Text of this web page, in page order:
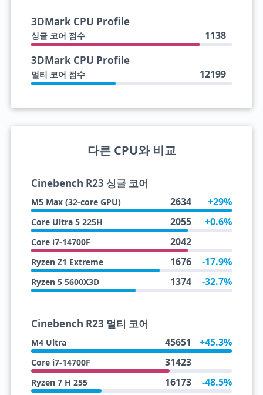
3DMark CPU Profile
싱글 코어 점수 1138
3DMark CPU Profile
멀티 코어 점수 12199
다른 CPU와 비교
Cinebench R23 싱글 코어
M5 Max (32-core GPU) 2634 +29%
Core Ultra 5 225H 2055 +0.6%
Core i7-14700F 2042
Ryzen Z1 Extreme 1676 -17.9%
Ryzen 5 5600X3D 1374 -32.7%
Cinebench R23 멀티 코어
M4 Ultra 45651 +45.3%
Core i7-14700F 31423
Ryzen 7 H 255 16173 -48.5%